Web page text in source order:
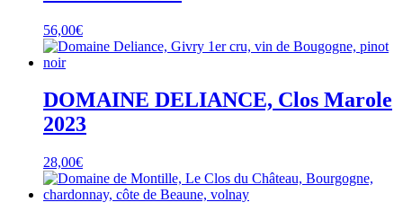
56,00€
DOMAINE DELIANCE, Clos Marole
2023
28,00€